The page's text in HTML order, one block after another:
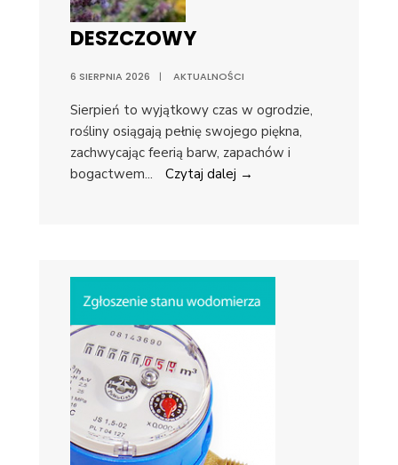
DESZCZOWY
6 SIERPNIA 2026 | AKTUALNOŚCI
Sierpień to wyjątkowy czas w ogrodzie,
rośliny osiągają pełnię swojego piękna,
zachwycając feerią barw, zapachów i
bogactwem... Czytaj dalej →